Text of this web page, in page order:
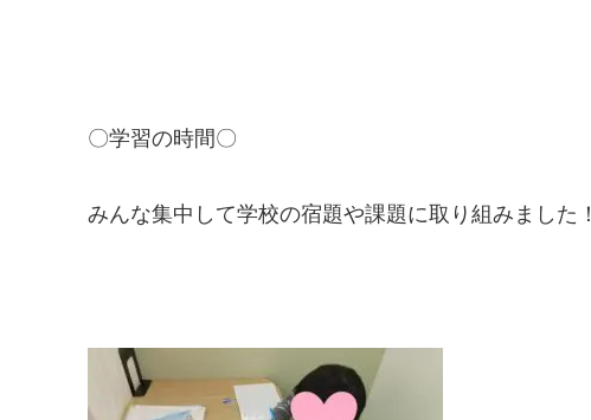
〇学習の時間〇
みんな集中して学校の宿題や課題に取り組みました！